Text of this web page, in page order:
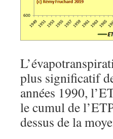
plus significatif
années 1990,
le cumul de
dessus de la